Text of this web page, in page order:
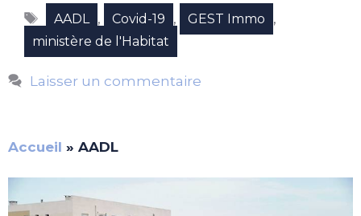
Étiquettes
AADL , Covid-19 , GEST Immo ,
ministère de l'Habitat
Laisser un commentaire
Accueil » AADL